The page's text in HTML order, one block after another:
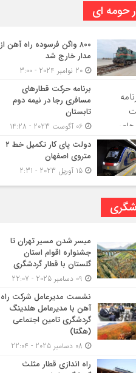
حومه ای
۸۰۰ واگن فرسوده راه آهن از
مدار خارج شد
برنامه حرکت قطارهای
مسافری رجا در نیمه دوم
تابستان
دولت پای کار تکمیل خط ۲
متروی اصفهان
میسر شدن مسیر تهران تا
جشنواره اقوام استان
گلستان با قطار گردشگری
نشست مدیرعامل شرکت راه
آهن با مدیرعامل هلدینگ
گردشگری تامین اجتماعی
(هگتا)
راه اندازی قطار مثلث